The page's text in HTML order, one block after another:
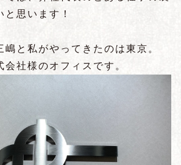
思います！
嶋と私がやってきたのは東京。
会社様のオフィスです。